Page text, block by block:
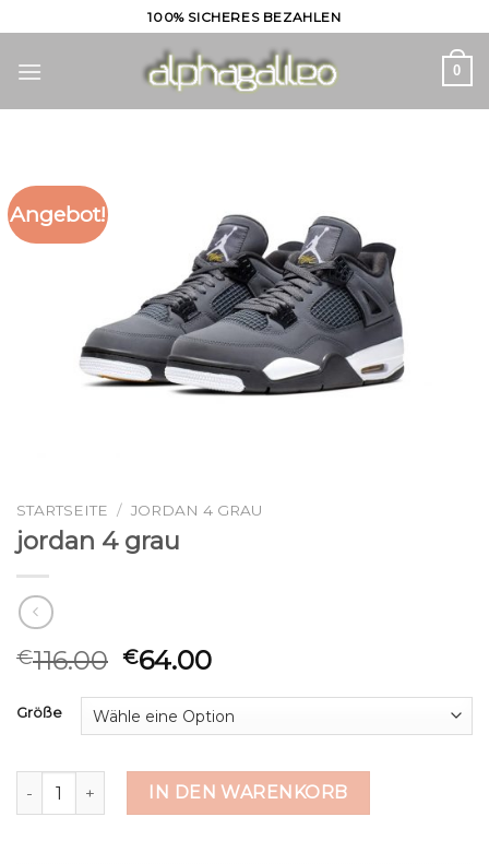
to
content
100% SICHERES BEZAHLEN
0
Angebot!
STARTSEITE / JORDAN 4 GRAU
jordan 4 grau
€116.00 €64.00
Größe
jordan 4 grau MengeIN DEN WARENKORB